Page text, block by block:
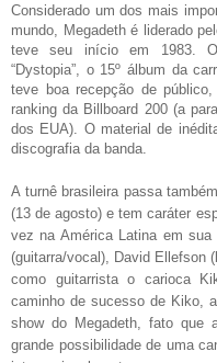
Considerado um dos mais
mundo, Megadeth é liderado
teve seu início em 1983.
“Dystopia”, o 15º álbum da
teve boa recepção de
ranking da Billboard 200 (a
dos EUA). O material de
discografia da banda.
A turnê brasileira passa
(13 de agosto) e tem caráter
vez na América Latina em
(guitarra/vocal), David Ellefson
como guitarrista o carioca
caminho de sucesso de Kiko,
show do Megadeth, fato que
grande possibilidade de uma